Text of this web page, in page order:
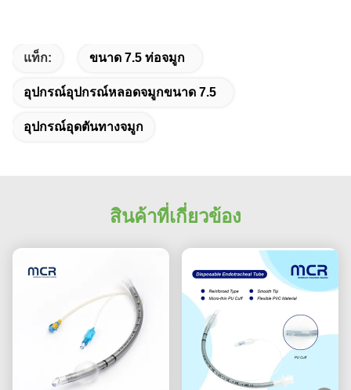
แท็ก: ขนาด 7.5 ท่อจมูก
อุปกรณ์อุปกรณ์หลอดจมูกขนาด 7.5
อุปกรณ์อุดตันทางจมูก
สินค้าที่เกี่ยวข้อง